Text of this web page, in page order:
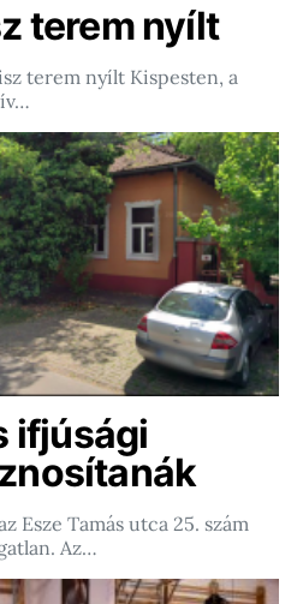
terem nyílt
terem nyílt Kispesten, a
ifjúsági
Esze Tamás utca 25. szám
Az…